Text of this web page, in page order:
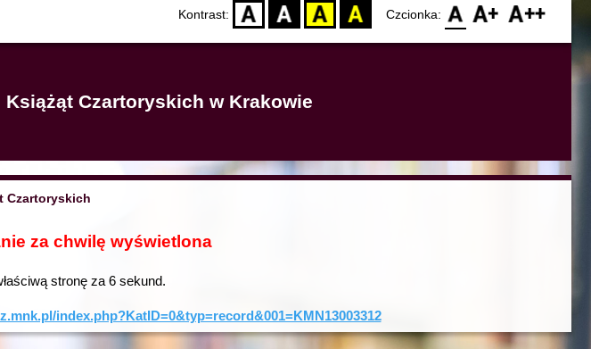
Kontrast: D BW YB BY Czcionka: F0 F1 F2
Czartoryskich w Krakowie
Czartoryskich
za chwilę wyświetlona
stronę za 6sekund.
index.php?KatID=0&typ=record&001=KMN13003312